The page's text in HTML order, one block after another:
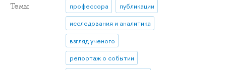
Темы профессора
публикации
исследования и аналитика
взгляд ученого
репортаж о событии